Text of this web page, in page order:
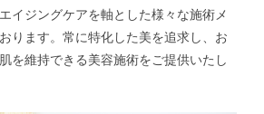
エイジングケアを軸とした様々な施術メ
ります。 常に特化した美を追求し、お
を維持できる美容施術をご提供いたし